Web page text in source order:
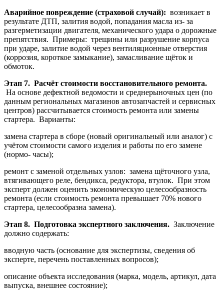
Аварийное повреждение (страховой случай): возникает в
результате ДТП, залития водой, попадания масла из- за
разгерметизации двигателя, механического удара о дорожные
препятствия. Примеры: трещины или разрушение корпуса
при ударе, залитие водой через вентиляционные отверстия
(коррозия, короткое замыкание), замасливание щёток и
обмоток.
Этап 7. Расчёт стоимости восстановительного ремонта.
На основе дефектной ведомости и среднерыночных цен (по
данным региональных магазинов автозапчастей и сервисных
центров) рассчитывается стоимость ремонта или замены
стартера. Варианты:
замена стартера в сборе (новый оригинальный или аналог) с
учётом стоимости самого изделия и работы по его замене
(нормо- часы);
ремонт с заменой отдельных узлов: замена щёточного узла,
втягивающего реле, бендикса, редуктора, втулок. При этом
эксперт должен оценить экономическую целесообразность
ремонта (если стоимость ремонта превышает 70% нового
стартера, целесообразна замена).
Этап 8. Подготовка экспертного заключения. Заключение
должно содержать:
вводную часть (основание для экспертизы, сведения об
эксперте, перечень поставленных вопросов);
описание объекта исследования (марка, модель, артикул, дата
выпуска, внешнее состояние);